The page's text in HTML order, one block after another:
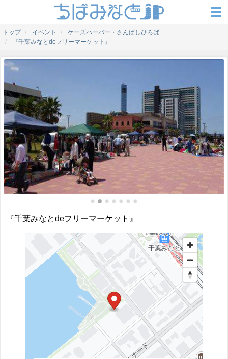
トップ イベント
ケーズハーバー・さんばしひろば
『千葉みなとdeフリーマーケット』
『千葉みなとdeフリーマーケット』